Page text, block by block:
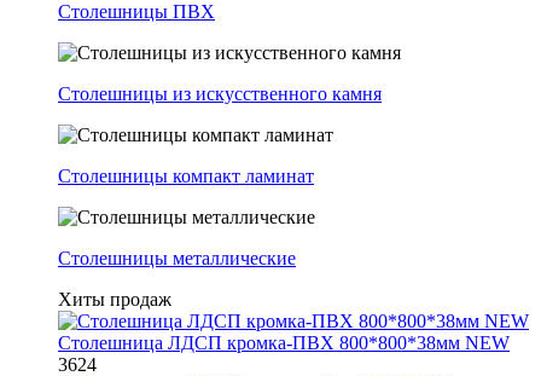
Столешницы ПВХ
Столешницы из искусственного камня
Столешницы компакт ламинат
Столешницы металлические
Хиты продаж
Столешница ЛДСП кромка-ПВХ 800*800*38мм NEW
3624